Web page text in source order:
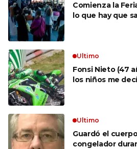
Comienza la
lo que hay que
Ultimo
Fonsi Nieto (47
los niños me
Ultimo
Guardó el
congelador